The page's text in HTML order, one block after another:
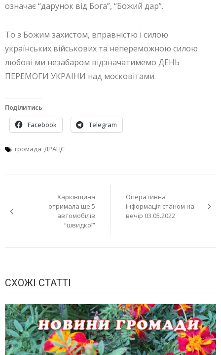
означає “дарунок від Бога”, “Божий дар”.
То з Божим захистом, вправністю і силою
українських військових та непереможною силою
любові ми незабаром відзначатимемо ДЕНЬ
ПЕРЕМОГИ УКРАЇНИ над московітами.
Поділитись
Facebook Telegram
громада ДРАЦС
записівХарківщина
отримала ще 5
автомобілів
“швидкої”
Оперативна
інформація станом на
вечір 03.05.2022
СХОЖІ СТАТТІ